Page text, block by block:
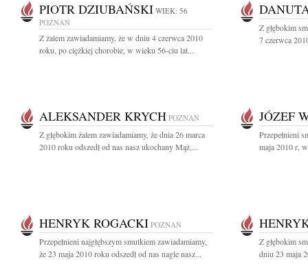
PIOTR DZIUBAŃSKI WIEK: 56
POZNAŃ
Z żalem zawiadamiamy, że w dniu 4 czerwca 2010
roku, po ciężkiej chorobie, w wieku 56-ciu lat...
Z głębokim
7 czerwca
ALEKSANDER KRYCH POZNAŃ
Z głębokim żalem zawiadamiamy, że dnia 26 marca
2010 roku odszedł od nas nasz ukochany Mąż,...
JÓZEF
Przepełnieni
maja 2010 r,
HENRYK ROGACKI POZNAŃ
Przepełnieni najgłębszym smutkiem zawiadamiamy,
że 23 maja 2010 roku odszedł od nas nagle nasz...
Z głębokim
dniu 23 maja